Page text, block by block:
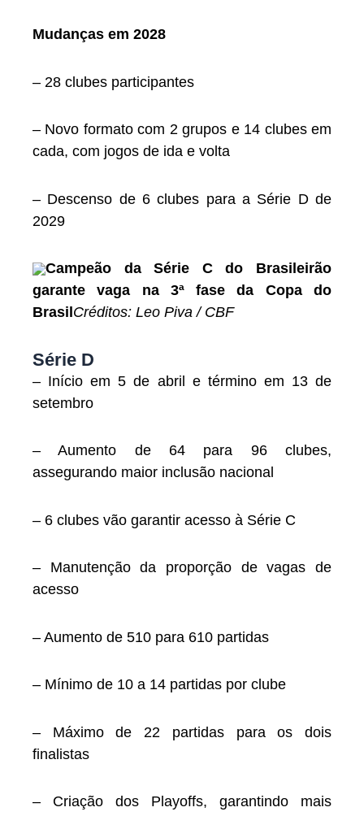
Mudanças em 2028
– 28 clubes participantes
– Novo formato com 2 grupos e 14 clubes em
cada, com jogos de ida e volta
– Descenso de 6 clubes para a Série D de
2029
Campeão da Série C do Brasileirão
garante vaga na 3ª fase da Copa do
Brasil Créditos: Leo Piva / CBF
Série D
– Início em 5 de abril e término em 13 de
setembro
– Aumento de 64 para 96 clubes,
assegurando maior inclusão nacional
– 6 clubes vão garantir acesso à Série C
– Manutenção da proporção de vagas de
acesso
– Aumento de 510 para 610 partidas
– Mínimo de 10 a 14 partidas por clube
– Máximo de 22 partidas para os dois
finalistas
– Criação dos Playoffs, garantindo mais